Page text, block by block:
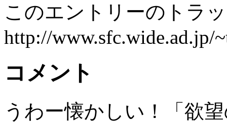
このエントリーのトラ
http://www.sfc.wide.ad.jp/
コメント
うわー懐かしい！「欲